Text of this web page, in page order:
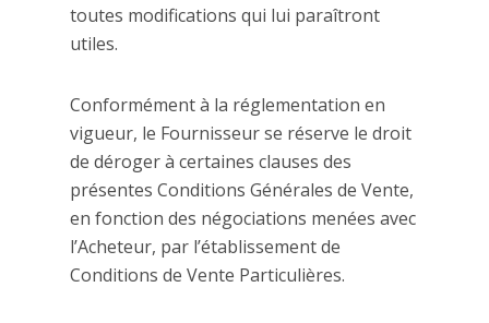
toutes modifications qui lui paraîtront
utiles.
Conformément à la réglementation en
vigueur, le Fournisseur se réserve le droit
de déroger à certaines clauses des
présentes Conditions Générales de Vente,
en fonction des négociations menées avec
l’Acheteur, par l’établissement de
Conditions de Vente Particulières.